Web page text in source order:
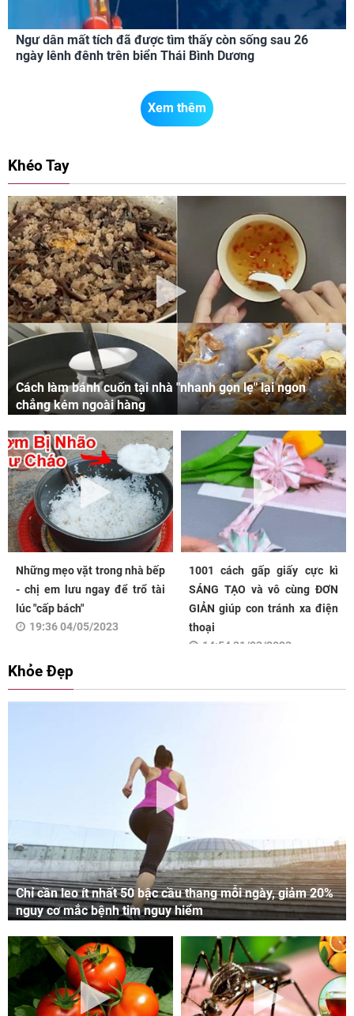
Ngư dân mất tích đã được tìm thấy còn sống sau 26
ngày lênh đênh trên biển Thái Bình Dương
Xem thêm
Khéo Tay
Cách làm bánh cuốn tại nhà "nhanh gọn lẹ" lại ngon
chẳng kém ngoài hàng
Những mẹo vặt trong nhà bếp
- chị em lưu ngay để trổ tài
lúc "cấp bách"
19:36 04/05/2023
1001 cách gấp giấy cực kì
SÁNG TẠO và vô cùng ĐƠN
GIẢN giúp con tránh xa điện
thoại
14:54 31/03/2023
Khỏe Đẹp
Chỉ cần leo ít nhất 50 bậc cầu thang mỗi ngày, giảm 20%
nguy cơ mắc bệnh tim nguy hiểm